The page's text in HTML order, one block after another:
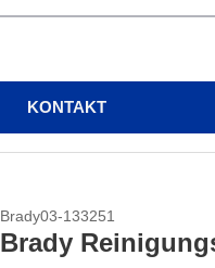
KONTAKT
Brady03-133251
Brady